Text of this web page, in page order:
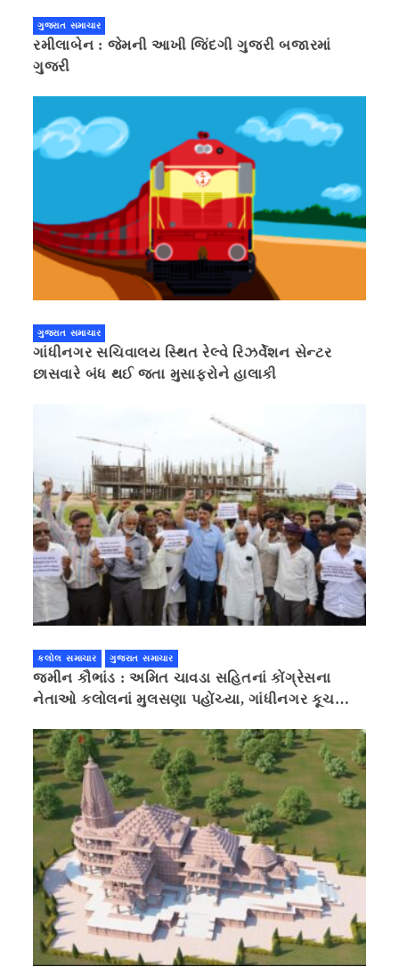
ગુજરાત સમાચાર
રમીલાબેન : જેમની આખી જિંદગી ગુજરી બજારમાં
ગુજરી
ગુજરાત સમાચાર
ગાંધીનગર સચિવાલય સ્થિત રેલ્વે રિઝર્વેશન સેન્ટર
છાસવારે બંધ થઈ જતા મુસાફરોને હાલાકી
કલોલ સમાચાર ગુજરાત સમાચાર
જમીન કૌભાંડ : અમિત ચાવડા સહિતનાં કોંગ્રેસના
નેતાઓ કલોલનાં મુલસણા પહોંચ્યા, ગાંધીનગર કૂચ